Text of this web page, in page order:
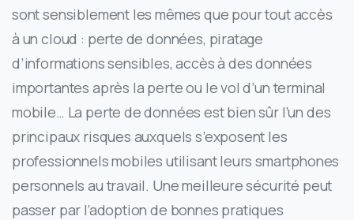
sont sensiblement les mêmes que pour tout accès
à un cloud : perte de données, piratage
d’informations sensibles, accès à des données
importantes après la perte ou le vol d’un terminal
mobile… La perte de données est bien sûr l’un des
principaux risques auxquels s’exposent les
professionnels mobiles utilisant leurs smartphones
personnels au travail. Une meilleure sécurité peut
passer par l’adoption de bonnes pratiques